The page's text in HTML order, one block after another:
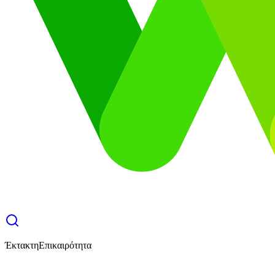
ΈκτακτηΕπικαιρότητα